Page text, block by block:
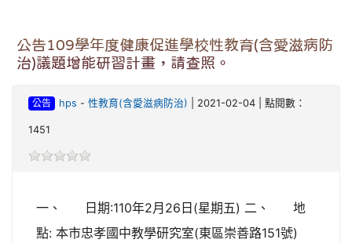
公告109學年度健康促進學校性教育(含愛滋病防
治)議題增能研習計畫，請查照。
公告 hps - 性教育(含愛滋病防治) | 2021-02-04 | 點閱數：
1451
一、 日期:110年2月26日(星期五) 二、 地
點: 本市忠孝國中教學研究室(東區崇善路151號)